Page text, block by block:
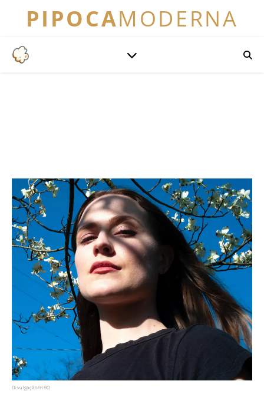
PIPOCAMODERNA
Divulgação/HBO